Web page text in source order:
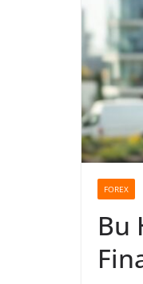
FOREX
Bu